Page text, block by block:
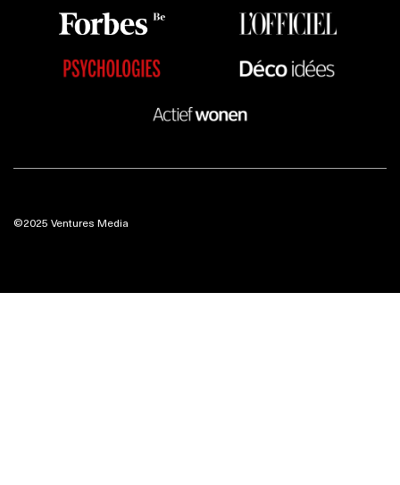
©2025 Ventures Media